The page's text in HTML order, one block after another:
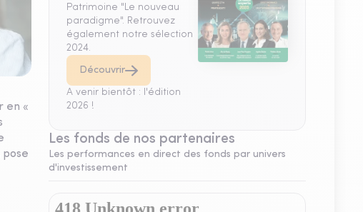
en «
pose
Patrimoine "Le nouveau
paradigme". Retrouvez
également notre sélection
2024.
Découvrir
A venir bientôt : l'édition
2026 !
Les fonds de nos partenaires
Les performances en direct des fonds par univers
d'investissement